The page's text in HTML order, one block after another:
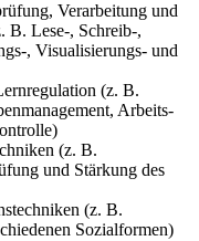
Verarbeitung und
B. Lese-, Schreib-,
, Visualisierungs- und
(z. B.
Arbeits-
(z. B.
und Stärkung des
(z. B.
Sozialformen)